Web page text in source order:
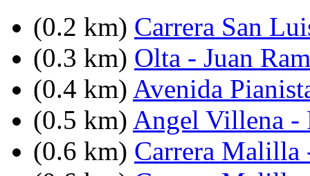
(0.2 km) Carrera San
(0.3 km) Olta - Juan
(0.4 km) Avenida
(0.5 km) Angel Villena -
(0.6 km) Carrera